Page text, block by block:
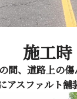
施工時
間、道路上の
アスファルト舗